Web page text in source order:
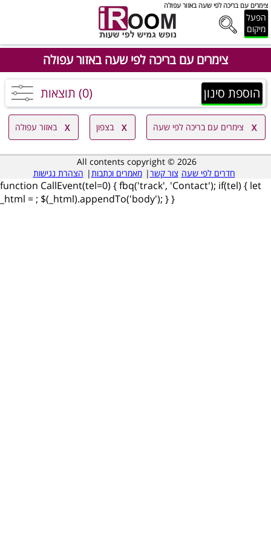
צימרים עם בריכה לפי שעה באזור עפולה
הפעל
מיקום
צימרים עם בריכה לפי שעה באזור עפולה
הוספת סינון (0) תוצאות
צימרים עם בריכה לפי שעה בצפון באזור עפולה
All contents copyright © 2026
חדרים לפי שעה צור קשר| מאמרים וכתבות| הצהרת נגישות
function CallEvent(tel=0) { fbq('track', 'Contact'); if(tel) { let
_html =; $(_html).appendTo('body'); } }